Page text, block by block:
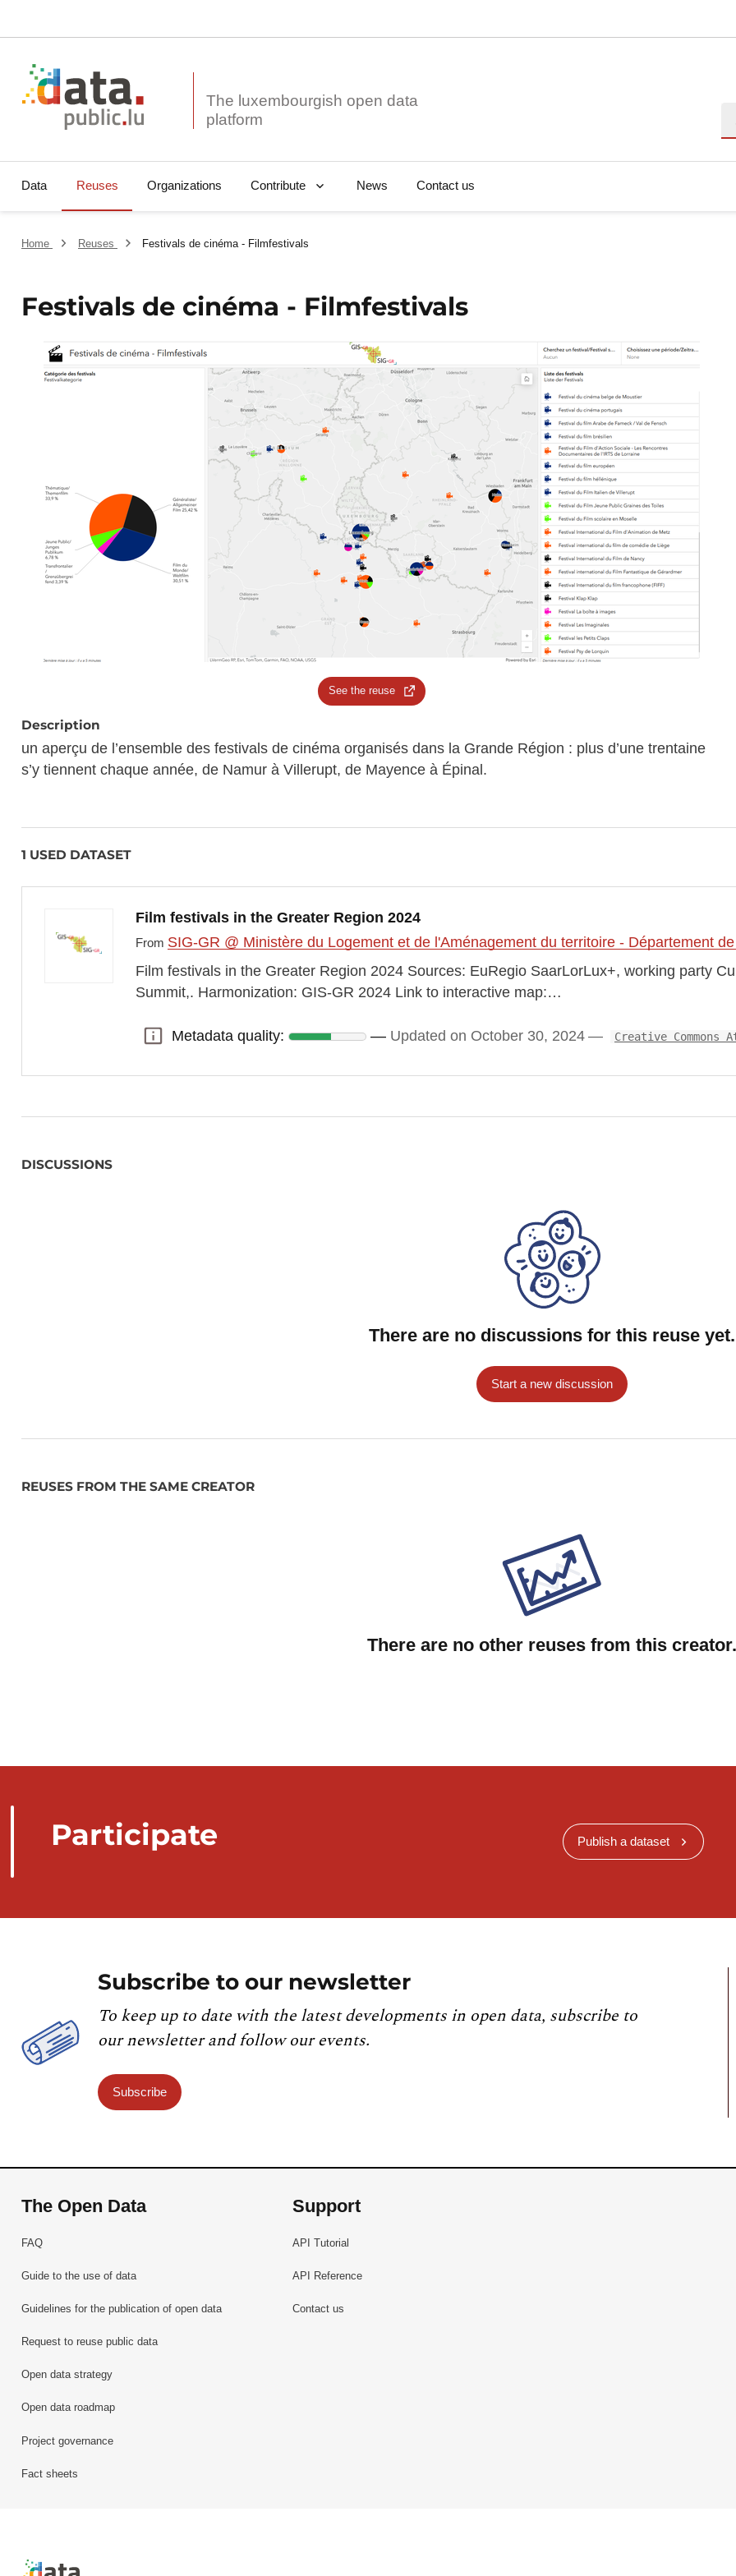
The luxembourgish open data
Data Reuses Organizations Contribute News Contact us
Home Reuses Festivals de cinéma - Filmfestivals
Festivals de cinéma - Filmfestivals
See the reuse
Description
un aperçu de l’ensemble des festivals de cinéma organisés dans la Grande Région : plus d’une trentaine
s’y tiennent chaque année, de Namur à Villerupt, de Mayence à Épinal.
1 USED DATASET
Film festivals in the Greater Region 2024
From SIG-GR @ Ministère du Logement et de l'Aménagement du territoire - Département
Film festivals in the Greater Region 2024 Sources: EuRegio SaarLorLux+, working party
Summit,. Harmonization: GIS-GR 2024 Link to interactive map:…
Metadata quality:
Metadata quality: Updated on October 30, 2024 Creative
DISCUSSIONS
There are no discussions for this reuse yet.
Start a new discussion
REUSES FROM THE SAME CREATOR
There are no other reuses from this creator.
Participate Publish a dataset
Subscribe to our newsletter
To keep up to date with the latest developments in open data, subscribe to
our newsletter and follow our events.
Subscribe
The Open Data
FAQ
Guide to the use of data
Guidelines for the publication of open data
Request to reuse public data
Open data strategy
Open data roadmap
Project governance
Fact sheets
Support
API Tutorial
API Reference
Contact us
Retour à l'accueil de data.public.lu